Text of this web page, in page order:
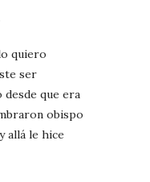
quiero
ser
que era
obispo
allá le hice